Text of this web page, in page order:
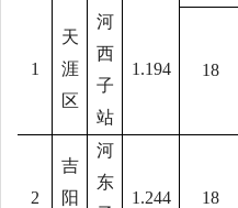
1
天
涯
区
河
西
子
站
1.194 18
2
吉
阳
河
东
1.244 18